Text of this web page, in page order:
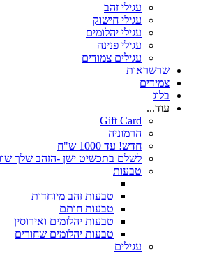
עגילי זהב
עגילי חישוק
עגילי יהלומים
עגילי פנינה
עגילים צמודים
שרשראות
צמידים
בלוג
עוד...
Gift Card
הרמוניה
חדש! עד 1000 ש"ח
לשלם בתכשיט ישן -הזהב שלך
טבעות
טבעות זהב מיוחדות
טבעות חותם
טבעות יהלומים ואירוסין
טבעות יהלומים שחורים
עגילים